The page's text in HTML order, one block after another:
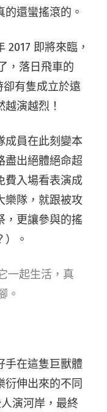
還蠻搖滾的。
2017 即將來臨，
，落日飛車的
卻有隻成立於遠
演越烈！
成員在此刻變本
盡出絕體絕命超
費入場看表演成
樂隊，就跟被攻
，更讓參與的搖
。
一起生活，真
。
手在這隻巨獸體
衍伸出來的不同
演河岸，最終